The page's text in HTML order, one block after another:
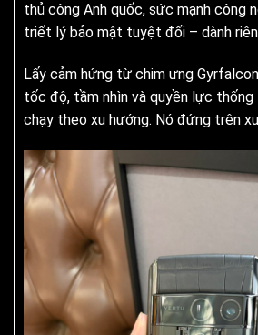
thủ công Anh quốc, sức mạnh công
triết lý bảo mật tuyệt đối – dành
Lấy cảm hứng từ chim ưng
tốc độ, tầm nhìn và quyền lực
chạy theo xu hướng. Nó đứng trên